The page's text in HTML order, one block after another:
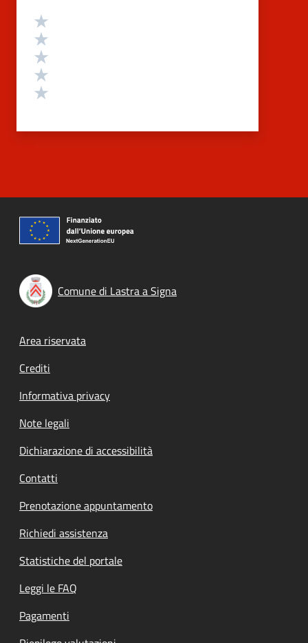
Valutazione
Comune di Lastra a Signa
Footer menu
Area riservata
Crediti
Informativa privacy
Note legali
Dichiarazione di accessibilità
Contatti
Prenotazione appuntamento
Richiedi assistenza
Statistiche del portale
Leggi le FAQ
Pagamenti